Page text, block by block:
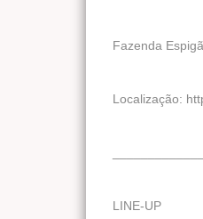
Fazenda
Localização:
LINE-UP